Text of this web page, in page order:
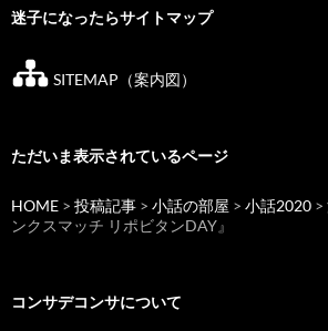
迷子になったらサイトマップ
SITEMAP（案内図）
ただいま表示されているページ
HOME > 投稿記事 > 小話の部屋 > 小話2020 >
ンクスマッチ リポビタンDAY』
コンサデコンサについて